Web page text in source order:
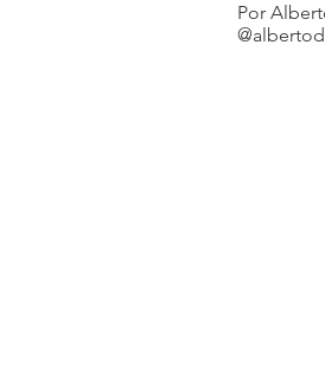
Por